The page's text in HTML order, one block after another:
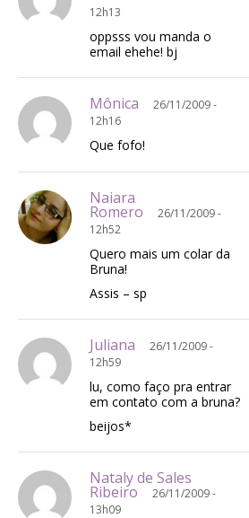
12h13
oppsss vou manda o
email ehehe! bj
Mônica
26/11/2009 -
12h16
Que fofo!
Naiara
Romero
26/11/2009 -
12h52
Quero mais um colar da
Bruna!
Assis – sp
Juliana
26/11/2009 -
12h59
lu, como faço pra entrar
em contato com a bruna?
beijos*
Nataly de Sales
Ribeiro
26/11/2009 -
13h09